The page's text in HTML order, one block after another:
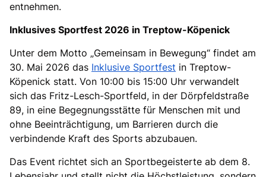
entnehmen.
Inklusives Sportfest 2026 in Treptow-Köpenick
Unter dem Motto „Gemeinsam in Bewegung“ findet am
30. Mai 2026 das Inklusive Sportfest in Treptow-
Köpenick statt. Von 10:00 bis 15:00 Uhr verwandelt
sich das Fritz-Lesch-Sportfeld, in der Dörpfeldstraße
89, in eine Begegnungsstätte für Menschen mit und
ohne Beeinträchtigung, um Barrieren durch die
verbindende Kraft des Sports abzubauen.
Das Event richtet sich an Sportbegeisterte ab dem 8.